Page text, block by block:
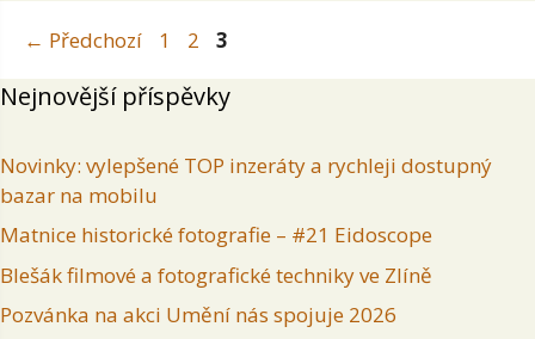
← Předchozí Stránka
1 Stránka
2 Stránka
3
Nejnovější příspěvky
Novinky: vylepšené TOP inzeráty a rychleji dostupný
bazar na mobilu
Matnice historické fotografie – #21 Eidoscope
Blešák filmové a fotografické techniky ve Zlíně
Pozvánka na akci Umění nás spojuje 2026